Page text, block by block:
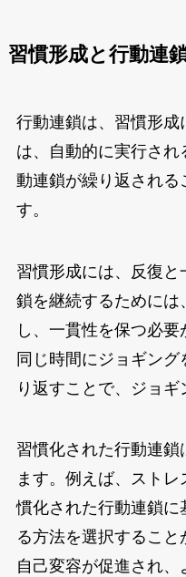
習慣形成と行動連
行動連鎖は、習慣形
は、自動的に実行さ
動連鎖が繰り返される
す。
習慣形成には、反復
鎖を継続するために
し、一貫性を保つ必
同じ時間にジョギン
り返すことで、ジョギ
習慣化された行動連鎖
ます。例えば、スト
慣化された行動連鎖に
る方法を選択すること
自己変容が促進され